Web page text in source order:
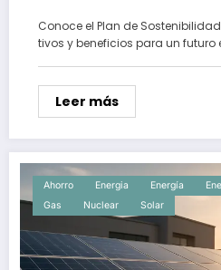
Conoce el Plan de
tivos y beneficios para un futuro
Leer más
Ahorro Energia Energía
Gas
Nuclear Solar